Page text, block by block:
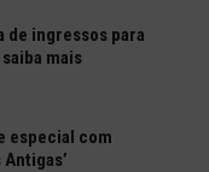
de ingressos para
mais
especial com